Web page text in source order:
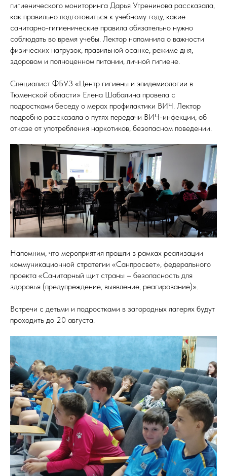
гигиенического мониторинга Дарья Угренинова рассказала,
как правильно подготовиться к учебному году, какие
санитарно-гигиенические правила обязательно нужно
соблюдать во время учебы. Лектор напомнила о важности
физических нагрузок, правильной осанке, режиме дня,
здоровом и полноценном питании, личной гигиене.
Специалист ФБУЗ «Центр гигиены и эпидемиологии в
Тюменской области» Елена Шабалина провела с
подростками беседу о мерах профилактики ВИЧ. Лектор
подробно рассказала о путях передачи ВИЧ-инфекции, об
отказе от употребления наркотиков, безопасном поведении.
Напомним, что мероприятия прошли в рамках реализации
коммуникационной стратегии «Санпросвет», федерального
проекта «Санитарный щит страны – безопасность для
здоровья (предупреждение, выявление, реагирование)».
Встречи с детьми и подростками в загородных лагерях будут
проходить до 20 августа.